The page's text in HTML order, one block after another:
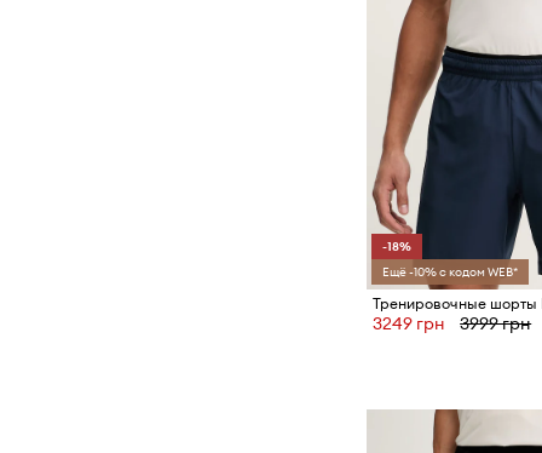
-18%
Ещё -10% с кодом WEB*
3249 грн 3999 грн